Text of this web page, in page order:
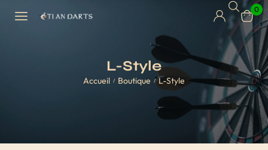
0
L-Style
Accueil / Boutique / L-Style